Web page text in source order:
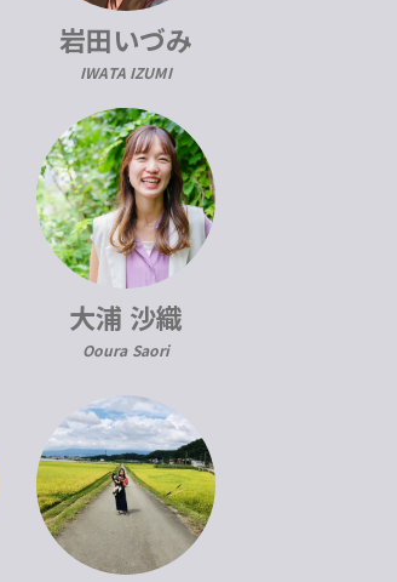
岩田いづみ
IWATA IZUMI
大浦 沙織
Ooura Saori